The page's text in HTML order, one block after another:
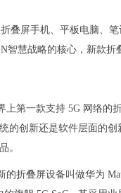
叠屏手机、平板电脑、
智慧战略的核心，新款折
上第一款支持 5G 网络的
的创新还是软件层面的创
。
折叠屏设备叫做华为